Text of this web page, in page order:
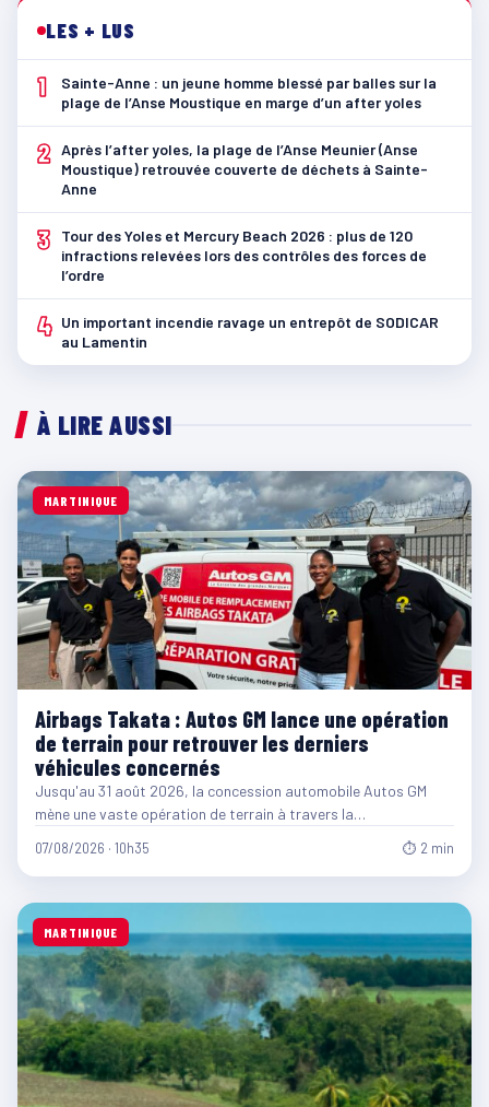
LES + LUS
1
Sainte-Anne : un jeune homme blessé par balles sur la
plage de l’Anse Moustique en marge d’un after yoles
2 Après l’after yoles, la plage de l’Anse Meunier (Anse
Moustique) retrouvée couverte de déchets à Sainte-
Anne
3
Tour des Yoles et Mercury Beach 2026 : plus de 120
infractions relevées lors des contrôles des forces de
l’ordre
4 Un important incendie ravage un entrepôt de SODICAR
au Lamentin
À LIRE AUSSI
MARTINIQUE
Airbags Takata : Autos GM lance une opération
de terrain pour retrouver les derniers
véhicules concernés
Jusqu'au 31 août 2026, la concession automobile Autos GM
mène une vaste opération de terrain à travers la…
07/08/2026 · 10h35 ⏱ 2 min
MARTINIQUE